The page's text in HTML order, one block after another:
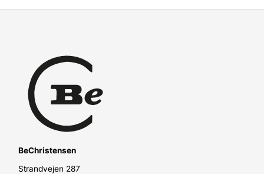
BeChristensen
Strandvejen 287